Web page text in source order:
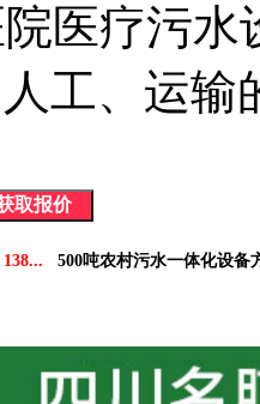
医疗污
工、运输
138... 500吨农村污水一体化设备
136... 5吨小型污水处理设备